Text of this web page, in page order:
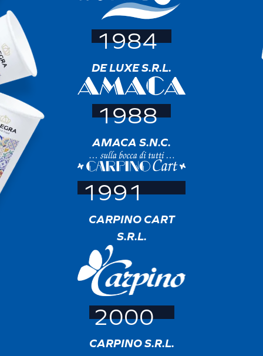
1984
DE LUXE S.R.L.
1988
AMACA S.N.C.
1991
CARPINO CART
S.R.L.
2000
CARPINO S.R.L.